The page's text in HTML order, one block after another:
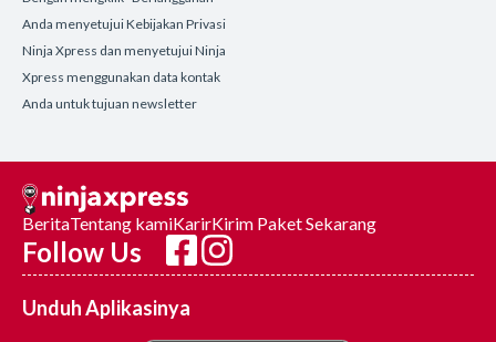
Anda menyetujui Kebijakan Privasi
Ninja Xpress dan menyetujui Ninja
Xpress menggunakan data kontak
Anda untuk tujuan newsletter
BeritaTentang kamiKarirKirim Paket Sekarang
Follow Us
Unduh Aplikasinya